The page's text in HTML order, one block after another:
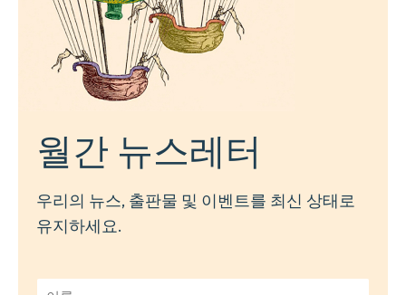
월간 뉴스레터
우리의 뉴스, 출판물 및 이벤트를 최신 상태로
유지하세요.